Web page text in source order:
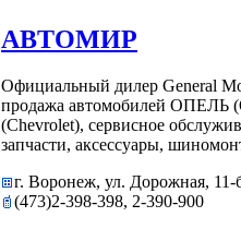
АВТОМИР
Официальный дилер General
продажа автомобилей
(Chevrolet), сервисное
запчасти, аксессуары,
г. Воронеж, ул. Дорожная, 11-
(473)2-398-398, 2-390-900